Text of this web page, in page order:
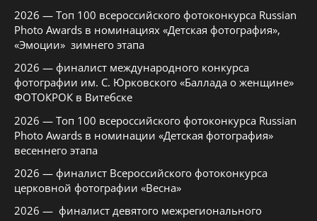
2026 — Топ 100 всероссийского фотоконкурса Russian
Photo Awards в номинациях «Детская фотография»,
«Эмоции» зимнего этапа
2026 — финалист международного конкурса
фотографии им. С. Юрковского «Баллада о женщине»
ФОТОКРОК в Витебске
2026 — Топ 100 всероссийского фотоконкурса Russian
Photo Awards в номинации «Детская фотография»
весеннего этапа
2026 — финалист Всероссийского фотоконкурса
церковной фотографии «Весна»
2026 — финалист девятого межрегионального